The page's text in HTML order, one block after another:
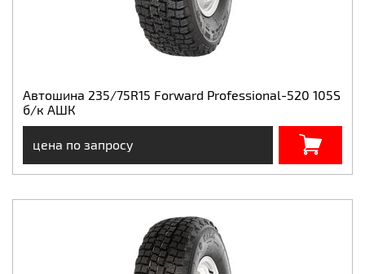
Автошина 235/75R15 Forward Professional-520 105S
б/к АШК
цена по запросу